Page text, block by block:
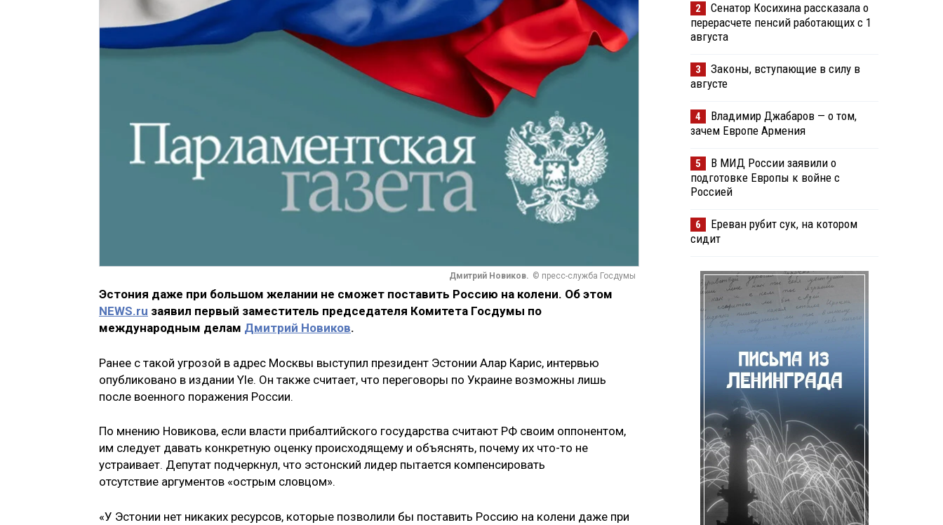
Дмитрий Новиков. © пресс-служба Госдумы
Эстония даже при большом желании не сможет поставить Россию на колени. Об этом
NEWS.ru заявил первый заместитель председателя Комитета Госдумы по
международным делам Дмитрий Новиков.
Ранее с такой угрозой в адрес Москвы выступил президент Эстонии Алар Карис, интервью
опубликовано в издании Yle. Он также считает, что переговоры по Украине возможны лишь
после военного поражения России.
По мнению Новикова, если власти прибалтийского государства считают РФ своим оппонентом,
им следует давать конкретную оценку происходящему и объяснять, почему их что-то не
устраивает. Депутат подчеркнул, что эстонский лидер пытается компенсировать
отсутствие аргументов «острым словцом».
«У Эстонии нет никаких ресурсов, которые позволили бы поставить Россию на колени даже при
2
Сенатор Косихина рассказала о
перерасчете пенсий работающих с 1
августа
3
Законы, вступающие в силу в
августе
4
Владимир Джабаров — о том,
зачем Европе Армения
5
В МИД России заявили о
подготовке Европы к войне с
Россией
6
Ереван рубит сук, на котором
сидит